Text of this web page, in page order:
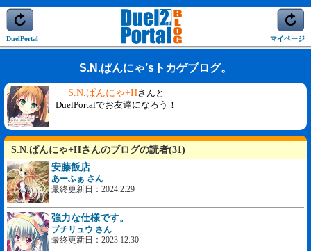
DuelPortal マイページ
S.N.ぱんにゃ’sトカゲブログ。
S.N.ぱんにゃ+Hさんと
DuelPortalでお友達になろう！
S.N.ぱんにゃ+Hさんのブログの読者(31)
安藤飯店
あーふぁ さん
最終更新日：2024.2.29
強力な仕様です。
プチリュウ さん
最終更新日：2023.12.30